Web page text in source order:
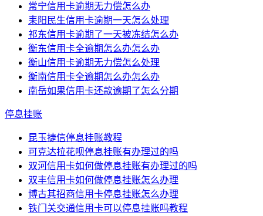
常宁信用卡逾期无力偿怎么办
耒阳民生信用卡逾期一天怎么处理
祁东信用卡逾期了一天被冻结怎么办
衡东信用卡全逾期怎么办怎么办
衡山信用卡逾期无力偿怎么处理
衡南信用卡全逾期怎么办怎么办
南岳如果信用卡还款逾期了怎么分期
停息挂账
昆玉捷信停息挂账教程
可克达拉花呗停息挂账有办理过的吗
双河信用卡如何做停息挂账有办理过的吗
双丰信用卡如何做停息挂账怎么办理
博古其招商信用卡停息挂账怎么办理
铁门关交通信用卡可以停息挂账吗教程